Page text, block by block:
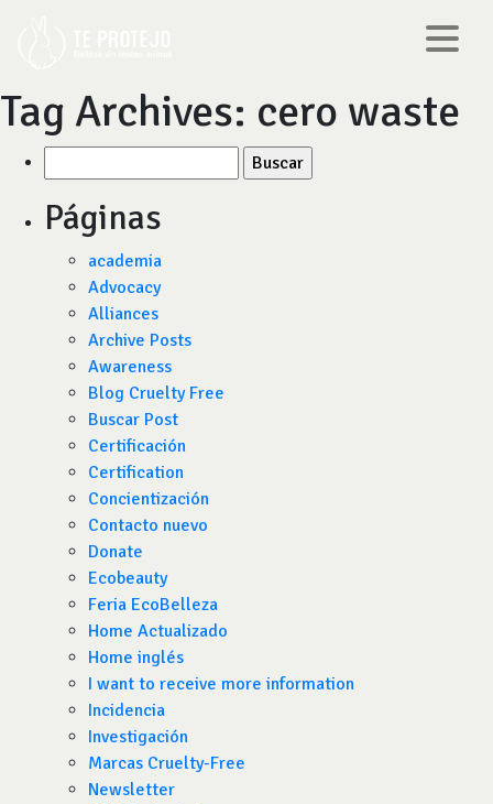
Tag Archives: cero waste
por:
Páginas
academia
Advocacy
Alliances
Archive Posts
Awareness
Blog Cruelty Free
Buscar Post
Certificación
Certification
Concientización
Contacto nuevo
Donate
Ecobeauty
Feria EcoBelleza
Home Actualizado
Home inglés
I want to receive more information
Incidencia
Investigación
Marcas Cruelty-Free
Newsletter